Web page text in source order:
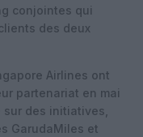
conjointes qui
des deux
Airlines ont
partenariat en mai
des initiatives,
GarudaMiles et